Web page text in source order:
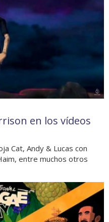
en los vídeos
Cat, Andy & Lucas con
entre muchos otros